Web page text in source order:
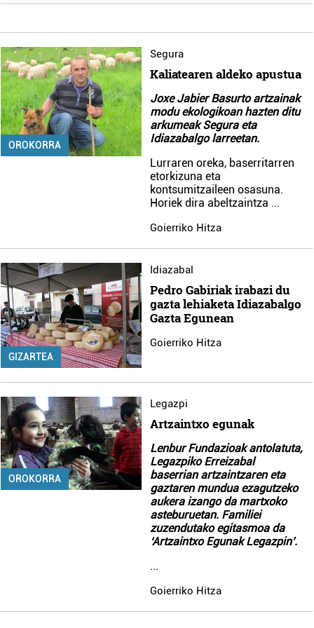
OROKORRA
Segura
Kaliatearen aldeko apustua
Joxe Jabier Basurto artzainak
modu ekologikoan hazten ditu
arkumeak Segura eta
Idiazabalgo larreetan.
Lurraren oreka, baserritarren
etorkizuna eta
kontsumitzaileen osasuna.
Horiek dira abeltzaintza ...
Goierriko Hitza
GIZARTEA
Idiazabal
Pedro Gabiriak irabazi du
gazta lehiaketa Idiazabalgo
Gazta Egunean
Goierriko Hitza
OROKORRA
Legazpi
Artzaintxo egunak
Lenbur Fundazioak antolatuta,
Legazpiko Erreizabal
baserrian artzaintzaren eta
gaztaren mundua ezagutzeko
aukera izango da martxoko
asteburuetan. Familiei
zuzendutako egitasmoa da
‘Artzaintxo Egunak Legazpin’.
...
Goierriko Hitza